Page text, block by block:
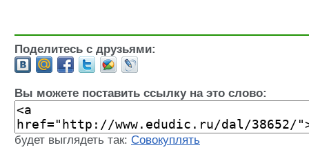
Поделитесь с друзьями:
Вы можете поставить ссылку на это слово:
будет выглядеть так: Совокуплять